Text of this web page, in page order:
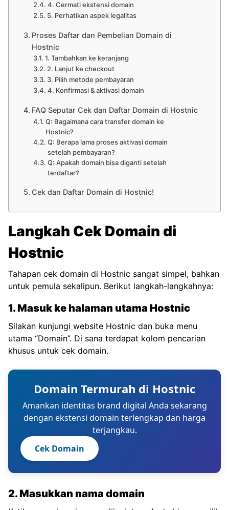
4. Cermati ekstensi domain
5. Perhatikan aspek legalitas
Proses Daftar dan Pembelian Domain di
Hostnic
1. Tambahkan ke keranjang
2. Lanjut ke checkout
3. Pilih metode pembayaran
4. Konfirmasi & aktivasi domain
FAQ Seputar Cek dan Daftar Domain di Hostnic
Q: Bagaimana cara transfer domain ke
Hostnic?
Q: Berapa lama proses aktivasi domain
setelah pembayaran?
Q: Apakah domain bisa diganti setelah
terdaftar?
Cek dan Daftar Domain di Hostnic!
Langkah Cek Domain di
Hostnic
Tahapan cek domain di Hostnic sangat simpel, bahkan
untuk pemula sekalipun. Berikut langkah-langkahnya:
1. Masuk ke halaman utama Hostnic
Silakan kunjungi website Hostnic dan buka menu
utama “Domain”. Di sana terdapat kolom pencarian
khusus untuk cek domain.
Domain Termurah di Hostnic
Amankan identitas brand digital Anda sekarang
dengan ekstensi domain terlengkap dan harga
terjangkau.
Cek Domain
2. Masukkan nama domain